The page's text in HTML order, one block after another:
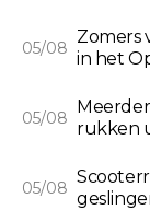
05/08
Zomers
in het
05/08 rukken
05/08